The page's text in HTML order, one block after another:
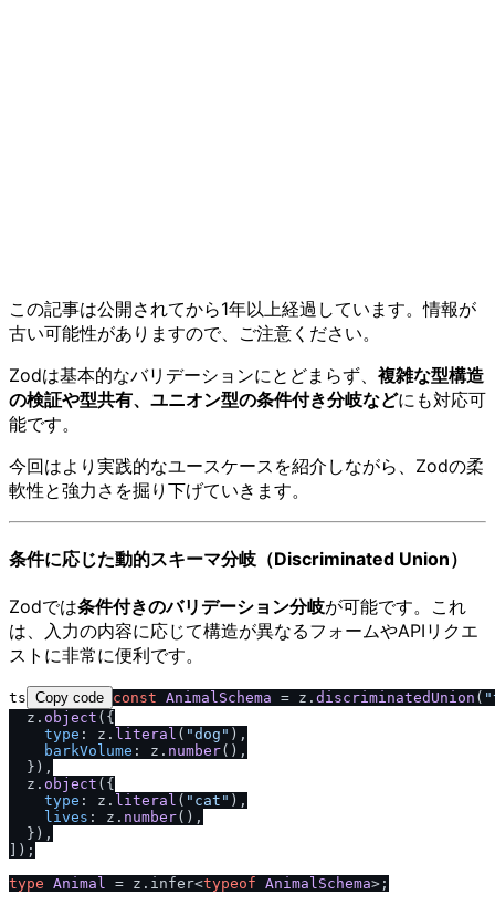
この記事は公開されてから1年以上経過しています。情報が
古い可能性がありますので、ご注意ください。
Zodは基本的なバリデーションにとどまらず、 複雑な型構造
の検証や型共有、ユニオン型の条件付き分岐などにも対応可
能です。
今回はより実践的なユースケースを紹介しながら、Zodの柔
軟性と強力さを掘り下げていきます。
条件に応じた動的スキーマ分岐（Discriminated Union）
Zodでは条件付きのバリデーション分岐が可能です。これ
は、入力の内容に応じて構造が異なるフォームやAPIリクエ
ストに非常に便利です。
ts Copy code const AnimalSchema = z. discriminatedUnion (
  z.
object ({
type : z. literal ( "dog" ),
barkVolume : z. number(),
  }),
  z.
object ({
type : z. literal ( "cat" ),
lives : z. number(),
  }),
]);
type Animal = z. infer<typeof AnimalSchema